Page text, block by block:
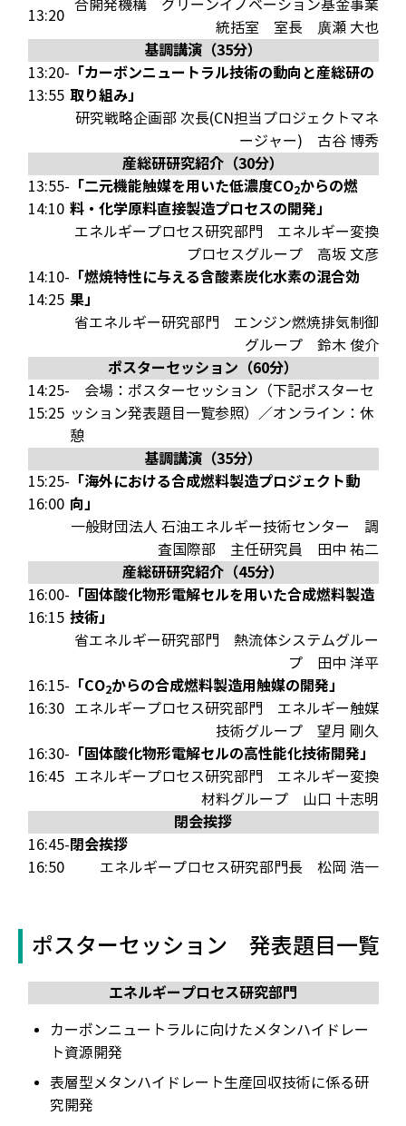
13:20
合開発機構 グリーンイノベーション基金事業
統括室 室長 廣瀬 大也
基調講演（35分）
13:20-
13:55
「カーボンニュートラル技術の動向と産総研の
取り組み」
研究戦略企画部 次長(CN担当プロジェクトマネ
ージャー) 古谷 博秀
産総研研究紹介（30分）
13:55-
14:10
「二元機能触媒を用いた低濃度CO2からの燃
料・化学原料直接製造プロセスの開発」
エネルギープロセス研究部門 エネルギー変換
プロセスグループ
高坂 文彦
14:10-
14:25
「燃焼特性に与える含酸素炭化水素の混合効
果」
省エネルギー研究部門 エンジン燃焼排気制御
グループ
鈴木 俊介
ポスターセッション（60分）
14:25-
15:25
会場：ポスターセッション（下記ポスターセ
ッション発表題目一覧参照）／オンライン：休
憩
基調講演（35分）
15:25-
16:00
「海外における合成燃料製造プロジェクト動
向」
一般財団法人 石油エネルギー技術センター 調
査国際部 主任研究員
田中 祐二
産総研研究紹介（45分）
16:00-
16:15
「固体酸化物形電解セルを用いた合成燃料製造
技術」
省エネルギー研究部門 熱流体システムグルー
プ
田中 洋平
16:15-
16:30
「CO2からの合成燃料製造用触媒の開発」
エネルギープロセス研究部門 エネルギー触媒
技術グループ
望月 剛久
16:30-
16:45
「固体酸化物形電解セルの高性能化技術開発」
エネルギープロセス研究部門 エネルギー変換
材料グループ
山口 十志明
閉会挨拶
16:45-
16:50
閉会挨拶
エネルギープロセス研究部門長 松岡 浩一
ポスターセッション 発表題目一覧
エネルギープロセス研究部門
カーボンニュートラルに向けたメタンハイドレー
ト資源開発
表層型メタンハイドレート生産回収技術に係る研
究開発